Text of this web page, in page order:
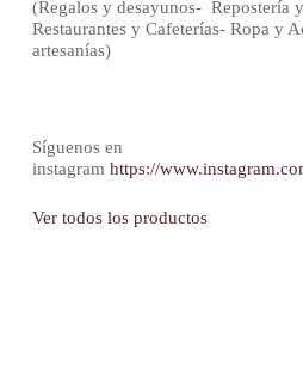
(Regalos y desayunos- Repostería
Restaurantes y Cafeterías- Ropa y
artesanías)
Síguenos en
instagram https://
Ver todos los productos